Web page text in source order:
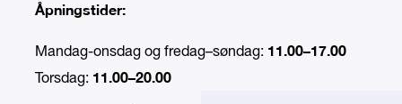
Åpningstider:
Mandag-onsdag og fredag–søndag: 11.00–17.00
Torsdag: 11.00–20.00